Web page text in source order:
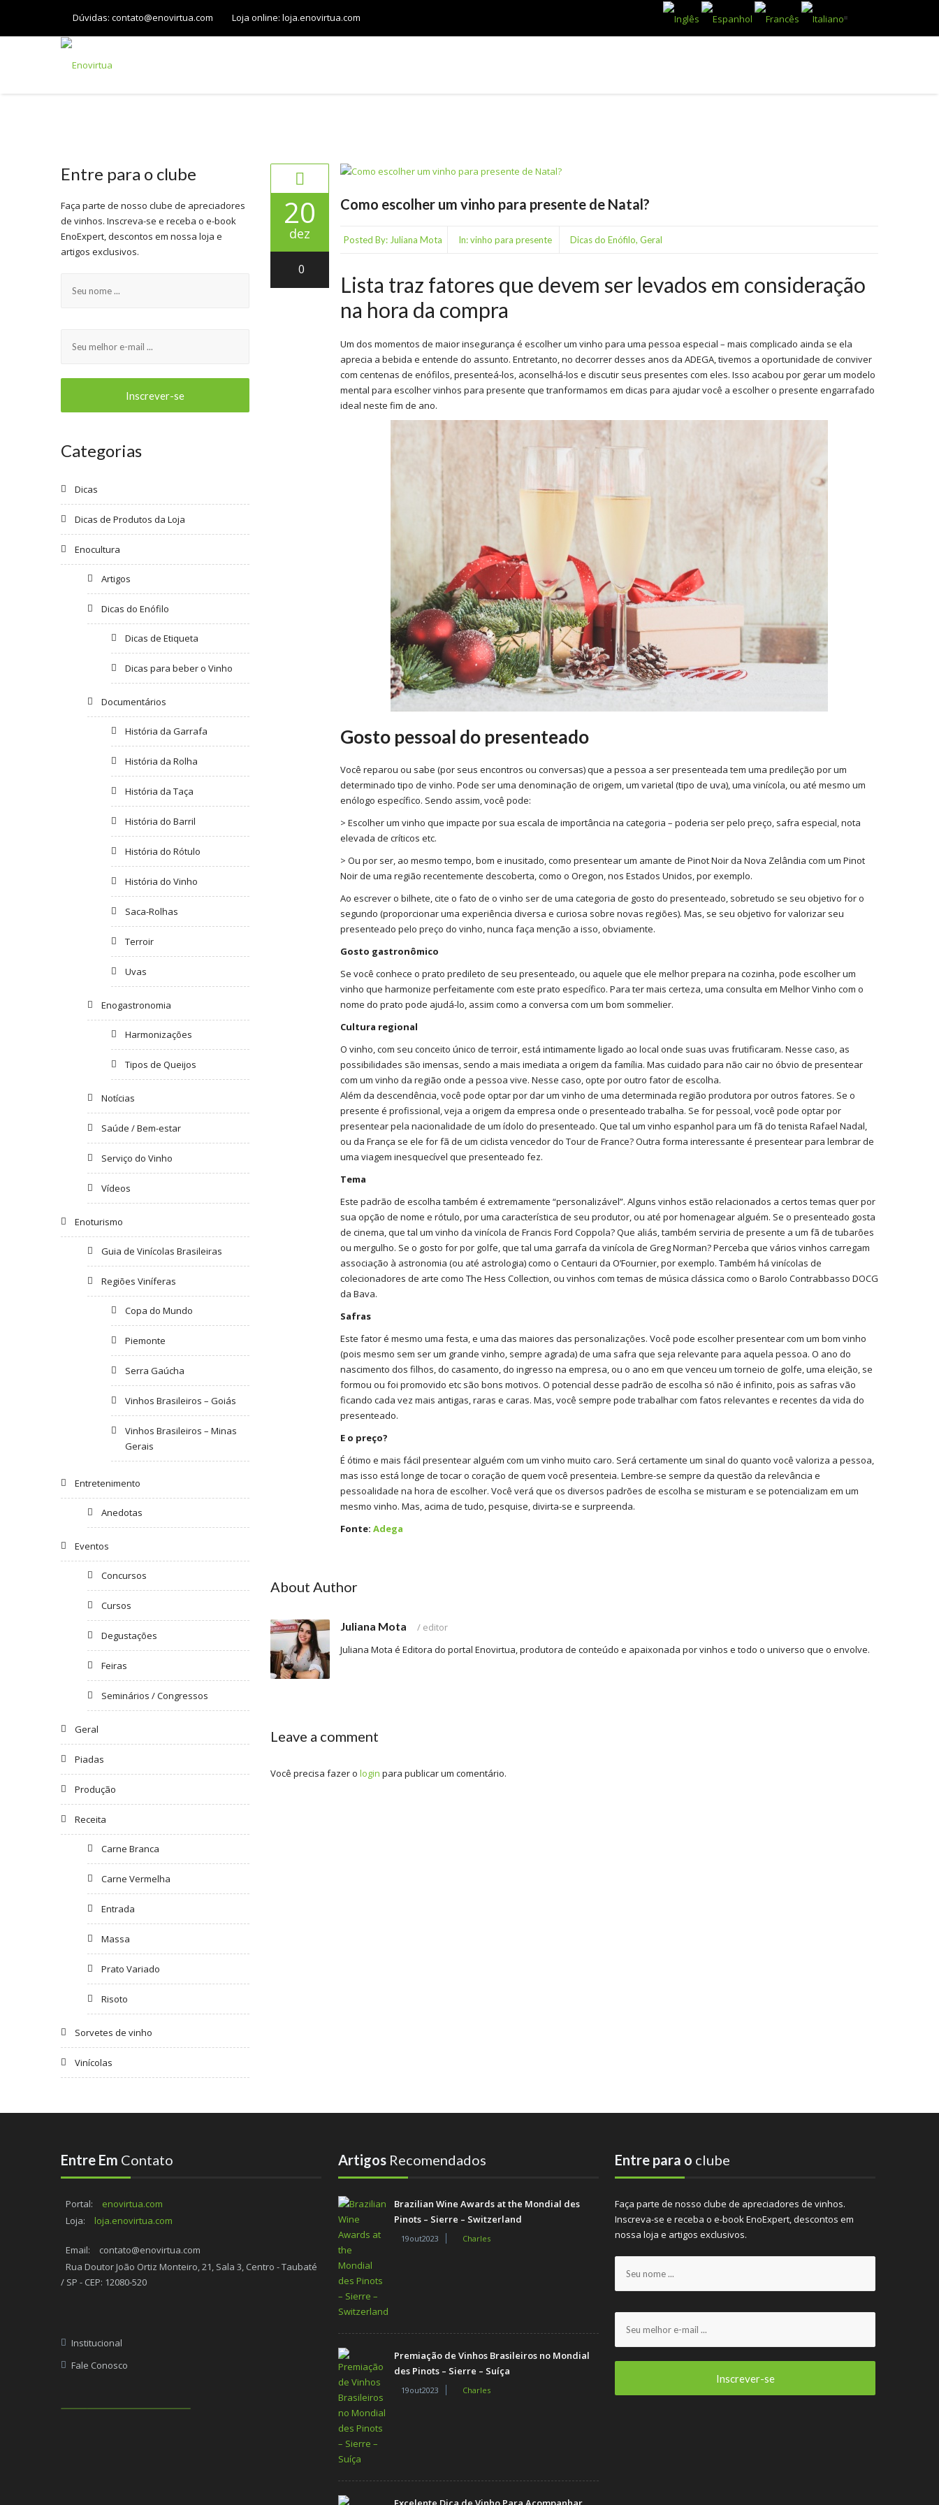
Dúvidas: contato@enovirtua.com Loja online: loja.enovirtua.com
20
dez
0
Como escolher um vinho para presente de Natal?
Posted By: Juliana Mota In:vinho para presente Dicas do Enófilo, Geral
Lista traz fatores que devem ser levados em consideração
na hora da compra
Um dos momentos de maior insegurança é escolher um vinho para uma pessoa especial – mais complicado ainda se ela
aprecia a bebida e entende do assunto. Entretanto, no decorrer desses anos da ADEGA, tivemos a oportunidade de conviver
com centenas de enófilos, presenteá-los, aconselhá-los e discutir seus presentes com eles. Isso acabou por gerar um modelo
mental para escolher vinhos para presente que tranformamos em dicas para ajudar você a escolher o presente engarrafado
ideal neste fim de ano.
Gosto pessoal do presenteado
Você reparou ou sabe (por seus encontros ou conversas) que a pessoa a ser presenteada tem uma predileção por um
determinado tipo de vinho. Pode ser uma denominação de origem, um varietal (tipo de uva), uma vinícola, ou até mesmo um
enólogo específico. Sendo assim, você pode:
> Escolher um vinho que impacte por sua escala de importância na categoria – poderia ser pelo preço, safra especial, nota
elevada de críticos etc.
> Ou por ser, ao mesmo tempo, bom e inusitado, como presentear um amante de Pinot Noir da Nova Zelândia com um Pinot
Noir de uma região recentemente descoberta, como o Oregon, nos Estados Unidos, por exemplo.
Ao escrever o bilhete, cite o fato de o vinho ser de uma categoria de gosto do presenteado, sobretudo se seu objetivo for o
segundo (proporcionar uma experiência diversa e curiosa sobre novas regiões). Mas, se seu objetivo for valorizar seu
presenteado pelo preço do vinho, nunca faça menção a isso, obviamente.
Gosto gastronômico
Se você conhece o prato predileto de seu presenteado, ou aquele que ele melhor prepara na cozinha, pode escolher um
vinho que harmonize perfeitamente com este prato específico. Para ter mais certeza, uma consulta em Melhor Vinho com o
nome do prato pode ajudá-lo, assim como a conversa com um bom sommelier.
Cultura regional
O vinho, com seu conceito único de terroir, está intimamente ligado ao local onde suas uvas frutificaram. Nesse caso, as
possibilidades são imensas, sendo a mais imediata a origem da família. Mas cuidado para não cair no óbvio de presentear
com um vinho da região onde a pessoa vive. Nesse caso, opte por outro fator de escolha.
Além da descendência, você pode optar por dar um vinho de uma determinada região produtora por outros fatores. Se o
presente é profissional, veja a origem da empresa onde o presenteado trabalha. Se for pessoal, você pode optar por
presentear pela nacionalidade de um ídolo do presenteado. Que tal um vinho espanhol para um fã do tenista Rafael Nadal,
ou da França se ele for fã de um ciclista vencedor do Tour de France? Outra forma interessante é presentear para lembrar de
uma viagem inesquecível que presenteado fez.
Tema
Este padrão de escolha também é extremamente “personalizável”. Alguns vinhos estão relacionados a certos temas quer por
sua opção de nome e rótulo, por uma característica de seu produtor, ou até por homenagear alguém. Se o presenteado gosta
de cinema, que tal um vinho da vinícola de Francis Ford Coppola? Que aliás, também serviria de presente a um fã de tubarões
ou mergulho. Se o gosto for por golfe, que tal uma garrafa da vinícola de Greg Norman? Perceba que vários vinhos carregam
associação à astronomia (ou até astrologia) como o Centauri da O’Fournier, por exemplo. Também há vinícolas de
colecionadores de arte como The Hess Collection, ou vinhos com temas de música clássica como o Barolo Contrabbasso DOCG
da Bava.
Safras
Este fator é mesmo uma festa, e uma das maiores das personalizações. Você pode escolher presentear com um bom vinho
(pois mesmo sem ser um grande vinho, sempre agrada) de uma safra que seja relevante para aquela pessoa. O ano do
nascimento dos filhos, do casamento, do ingresso na empresa, ou o ano em que venceu um torneio de golfe, uma eleição, se
formou ou foi promovido etc são bons motivos. O potencial desse padrão de escolha só não é infinito, pois as safras vão
ficando cada vez mais antigas, raras e caras. Mas, você sempre pode trabalhar com fatos relevantes e recentes da vida do
presenteado.
E o preço?
É ótimo e mais fácil presentear alguém com um vinho muito caro. Será certamente um sinal do quanto você valoriza a pessoa,
mas isso está longe de tocar o coração de quem você presenteia. Lembre-se sempre da questão da relevância e
pessoalidade na hora de escolher. Você verá que os diversos padrões de escolha se misturam e se potencializam em um
mesmo vinho. Mas, acima de tudo, pesquise, divirta-se e surpreenda.
Fonte: Adega
About Author
Juliana Mota / editor
Juliana Mota é Editora do portal Enovirtua, produtora de conteúdo e apaixonada por vinhos e todo o universo que o envolve.
Leave a comment
Você precisa fazer o login para publicar um comentário.
Entre para o clube
Faça parte de nosso clube de apreciadores
de vinhos. Inscreva-se e receba o e-book
EnoExpert, descontos em nossa loja e
artigos exclusivos.
Categorias
Dicas
Dicas de Produtos da Loja
Enocultura
Artigos
Dicas do Enófilo
Dicas de Etiqueta
Dicas para beber o Vinho
Documentários
História da Garrafa
História da Rolha
História da Taça
História do Barril
História do Rótulo
História do Vinho
Saca-Rolhas
Terroir
Uvas
Enogastronomia
Harmonizações
Tipos de Queijos
Notícias
Saúde / Bem-estar
Serviço do Vinho
Vídeos
Enoturismo
Guia de Vinícolas Brasileiras
Regiões Viníferas
Copa do Mundo
Piemonte
Serra Gaúcha
Vinhos Brasileiros – Goiás
Vinhos Brasileiros – Minas
Gerais
Entretenimento
Anedotas
Eventos
Concursos
Cursos
Degustações
Feiras
Seminários / Congressos
Geral
Piadas
Produção
Receita
Carne Branca
Carne Vermelha
Entrada
Massa
Prato Variado
Risoto
Sorvetes de vinho
Vinícolas
Entre Em Contato
Portal:
enovirtua.com
Loja:
loja.enovirtua.com
Email:
contato@enovirtua.com
Rua Doutor João Ortiz Monteiro, 21, Sala 3, Centro - Taubaté
/ SP - CEP: 12080-520
Institucional
Fale Conosco
Artigos Recomendados
Brazilian Wine Awards at the Mondial des
Pinots – Sierre – Switzerland
19out2023 Charles
Premiação de Vinhos Brasileiros no Mondial
des Pinots – Sierre – Suíça
19out2023 Charles
Entre para o clube
Faça parte de nosso clube de apreciadores de vinhos.
Inscreva-se e receba o e-book EnoExpert, descontos em
nossa loja e artigos exclusivos.